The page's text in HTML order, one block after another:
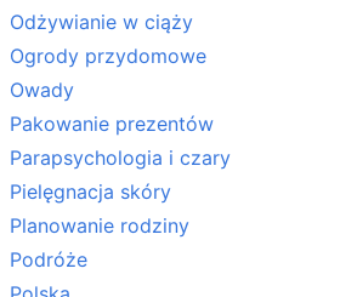
Odżywianie w ciąży
Ogrody przydomowe
Owady
Pakowanie prezentów
Parapsychologia i czary
Pielęgnacja skóry
Planowanie rodziny
Podróże